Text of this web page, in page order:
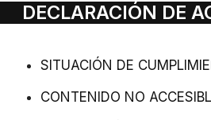
DECLARACIÓN DE
SITUACIÓN DE
CONTENIDO NO